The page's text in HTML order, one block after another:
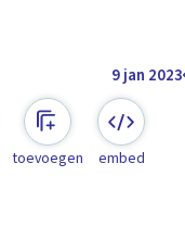
9 jan 2023
toevoegen embed